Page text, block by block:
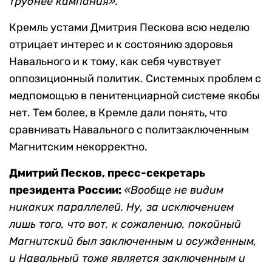
Кремль устами Дмитрия Пескова всю неделю
отрицает интерес и к состоянию здоровья
Навального и к тому, как себя чувствует
оппозиционный политик. Системных проблем с
медпомощью в пенитенциарной системе якобы
нет. Тем более, в Кремле дали понять, что
сравнивать Навального с политзаключенным
Магнитским некорректно.
Дмитрий Песков, пресс-секретарь
президента России: «Вообще не видим
никаких параллелей. Ну, за исключением
лишь того, что вот, к сожалению, покойный
Магнитский был заключенным и осужденным,
и Навальный тоже является заключенным и